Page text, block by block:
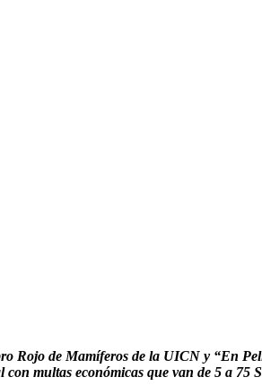
Rojo de Mamíferos de la UICN y “En
multas económicas que van de 5 a 75